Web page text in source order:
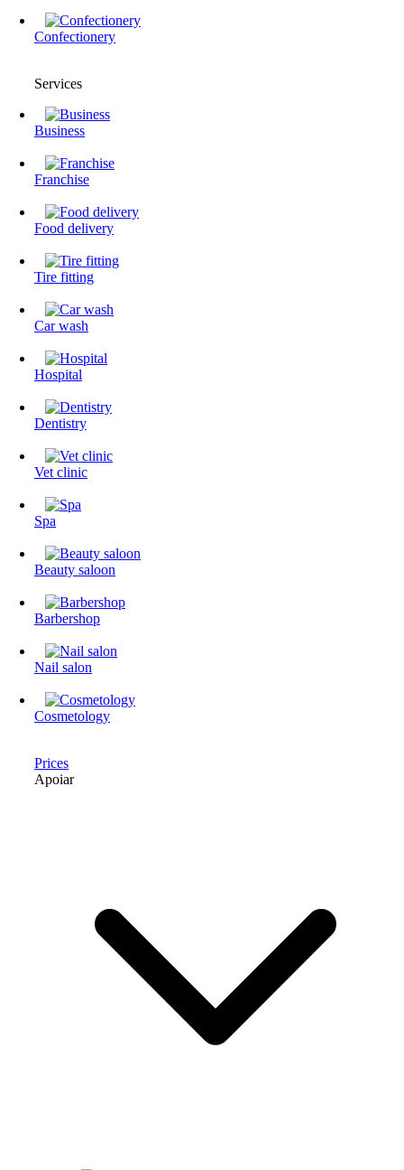
Confectionery
Services
Business
Franchise
Food delivery
Tire fitting
Сar wash
Hospital
Dentistry
Vet clinic
Spa
Beauty saloon
Barbershop
Nail salon
Cosmetology
Prices
Apoiar